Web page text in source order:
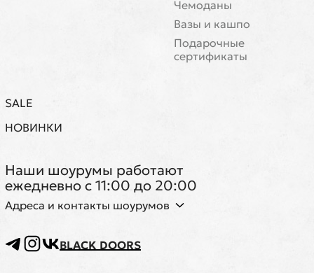
Чемоданы
Вазы и кашпо
Подарочные
сертификаты
SALE
НОВИНКИ
Наши шоурумы работают
ежедневно с 11:00 до 20:00
Адреса и контакты шоурумов
BLACK DOORS